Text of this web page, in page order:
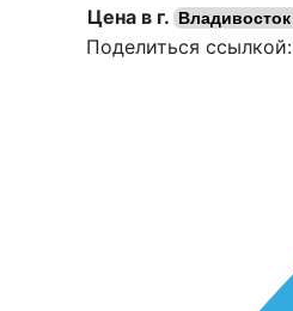
Цена в г.
Поделиться ссылкой: